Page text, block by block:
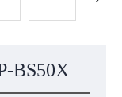
BS50X